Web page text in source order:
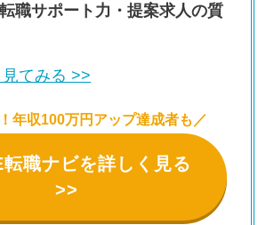
職サポート力・提案求人の質
てみる >>
年収100万円アップ達成者も／
職ナビを詳しく見る
>>